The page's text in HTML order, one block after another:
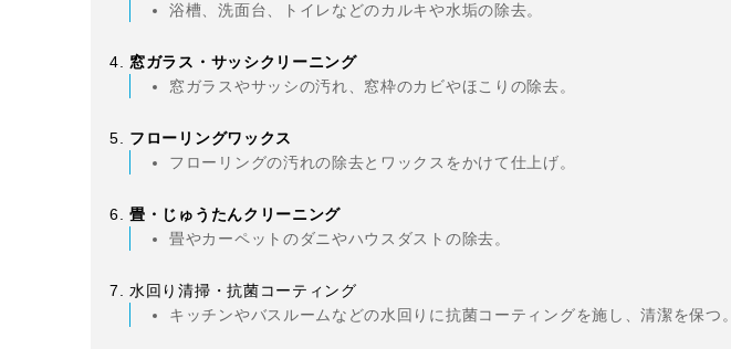
浴槽、洗面台、トイレなどのカルキや水垢の除去。
窓ガラス・サッシクリーニング
窓ガラスやサッシの汚れ、窓枠のカビやほこりの除去。
フローリングワックス
フローリングの汚れの除去とワックスをかけて仕上げ。
畳・じゅうたんクリーニング
畳やカーペットのダニやハウスダストの除去。
水回り清掃・抗菌コーティング
キッチンやバスルームなどの水回りに抗菌コーティングを施し、清潔を保つ。